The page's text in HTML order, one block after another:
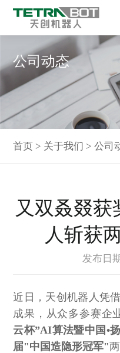
公司动态
首页 > 关于我们 >公司
又双叒叕获
人斩获
发布日
近日，天创机器人凭
成果，从众多参赛企
云杯”AI算法暨中国•
届"中国造隐形冠军"